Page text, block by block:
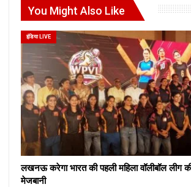
You Might Also Like
इंडिया LIVE
लखनऊ करेगा भारत की पहली महिला वॉलीबॉल लीग
मेजबानी